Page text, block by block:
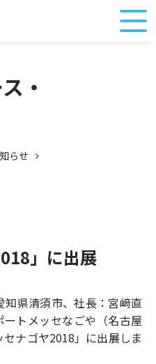
・
らせ
」に出展
県清須市、社長：宮﨑直
トメッセなごや（名古屋
ナゴヤ2018」に出展しま